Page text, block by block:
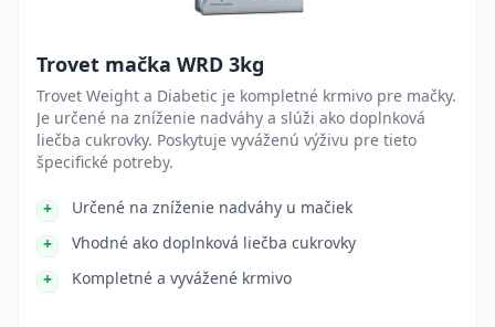
Trovet mačka WRD 3kg
Trovet Weight a Diabetic je kompletné krmivo pre mačky.
Je určené na zníženie nadváhy a slúži ako doplnková
liečba cukrovky. Poskytuje vyváženú výživu pre tieto
špecifické potreby.
Určené na zníženie nadváhy u mačiek
Vhodné ako doplnková liečba cukrovky
Kompletné a vyvážené krmivo